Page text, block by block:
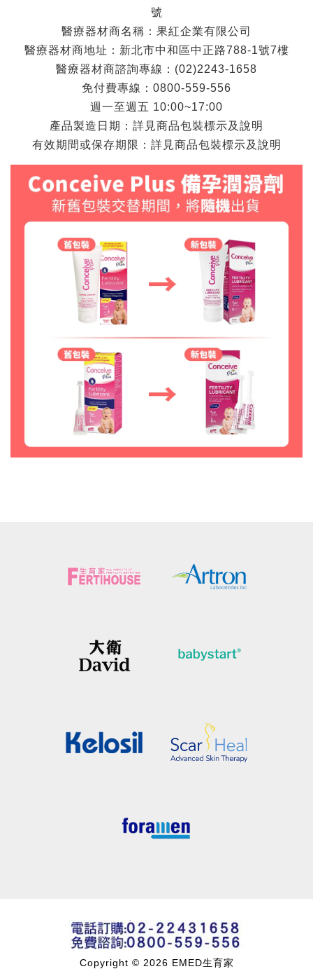
號
醫療器材商名稱：果紅企業有限公司
醫療器材商地址：新北市中和區中正路788-1號7樓
醫療器材商諮詢專線：(02)2243-1658
免付費專線：0800-559-556
週一至週五 10:00~17:00
產品製造日期：詳見商品包裝標示及說明
有效期間或保存期限：詳見商品包裝標示及說明
Copyright © 2026 EMED生育家